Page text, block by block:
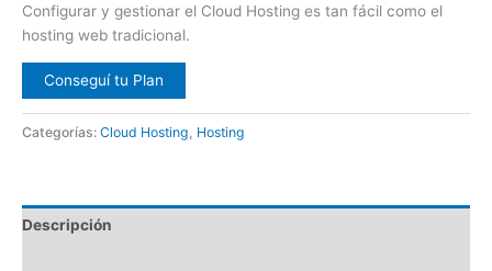
Configurar y gestionar el Cloud Hosting es tan fácil como el
hosting web tradicional.
Conseguí tu Plan
Categorías: Cloud Hosting, Hosting
Descripción